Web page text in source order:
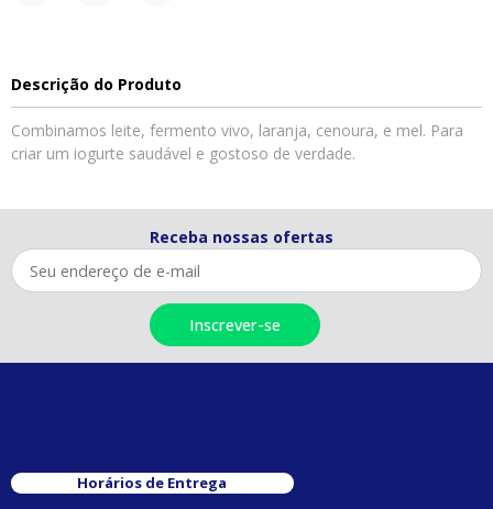
Descrição do Produto
Combinamos leite, fermento vivo, laranja, cenoura, e mel. Para
criar um iogurte saudável e gostoso de verdade.
Receba nossas ofertas
Horários de Entrega